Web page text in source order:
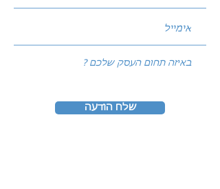
שלח הודעה